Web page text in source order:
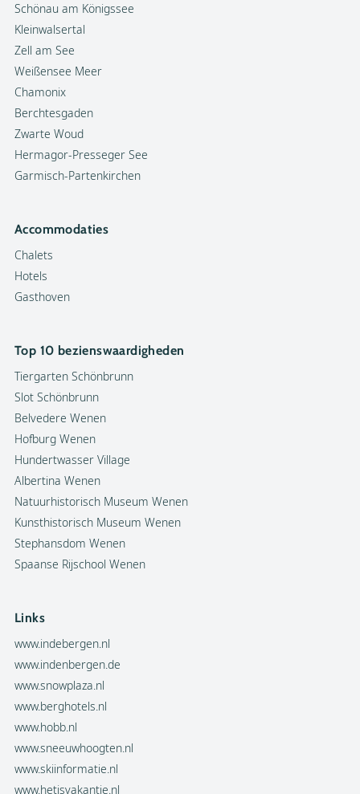
Schönau am Königssee
Kleinwalsertal
Zell am See
Weißensee Meer
Chamonix
Berchtesgaden
Zwarte Woud
Hermagor-Presseger See
Garmisch-Partenkirchen
Accommodaties
Chalets
Hotels
Gasthoven
Top 10 bezienswaardigheden
Tiergarten Schönbrunn
Slot Schönbrunn
Belvedere Wenen
Hofburg Wenen
Hundertwasser Village
Albertina Wenen
Natuurhistorisch Museum Wenen
Kunsthistorisch Museum Wenen
Stephansdom Wenen
Spaanse Rijschool Wenen
Links
www.indebergen.nl
www.indenbergen.de
www.snowplaza.nl
www.berghotels.nl
www.hobb.nl
www.sneeuwhoogten.nl
www.skiinformatie.nl
www.hetisvakantie.nl